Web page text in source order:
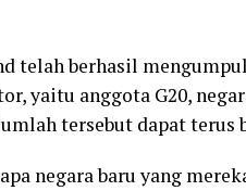
telah berhasil
yaitu anggota G20,
tersebut dapat terus
negara baru yang